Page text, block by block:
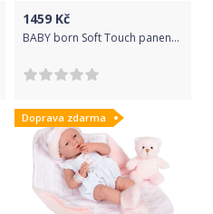
1459 Kč
BABY born Soft Touch panenka Speciální zimní edice, 43 cm
Doprava zdarma